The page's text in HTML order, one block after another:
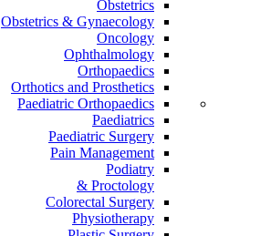
Obstetrics
Obstetrics & Gynaecology
Oncology
Ophthalmology
Orthopaedics
Orthotics and Prosthetics
Paediatric Orthopaedics
Paediatrics
Paediatric Surgery
Pain Management
Podiatry
Proctology &
Colorectal Surgery
Physiotherapy